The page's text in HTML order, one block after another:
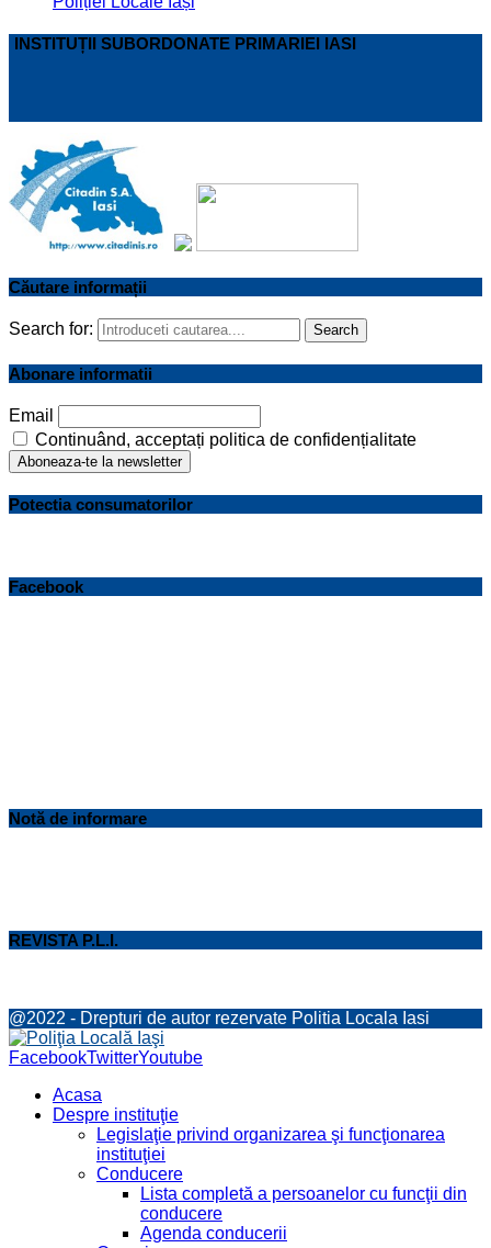
INSTITUȚII SUBORDONATE PRIMARIEI IASI
Căutare informații
Search for: Search
Abonare informatii
Email
Continuând, acceptați politica de confidențialitate
Potectia consumatorilor
Facebook
Notă de informare
REVISTA P.L.I.
@2022 - Drepturi de autor rezervate Politia Locala Iasi
FacebookTwitterYoutube
Acasa
Despre instituţie
Legislaţie privind organizarea şi funcţionarea
instituţiei
Conducere
Lista completă a persoanelor cu funcţii din
conducere
Agenda conducerii